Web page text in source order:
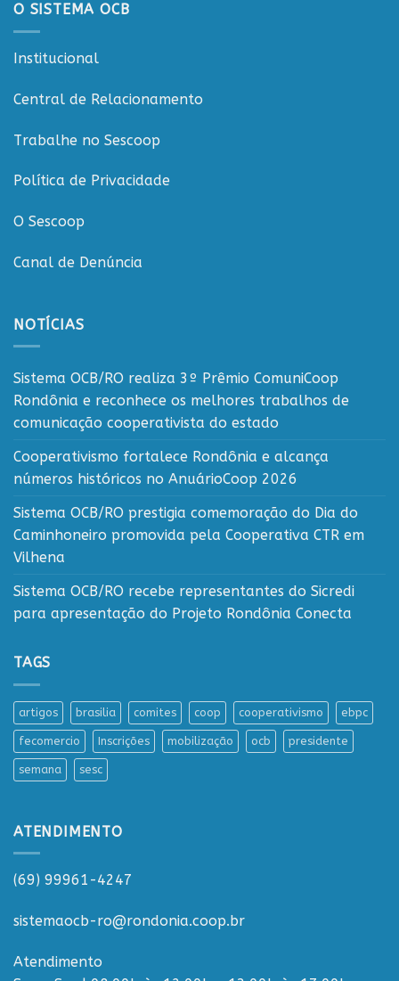
O SISTEMA OCB
Institucional
Central de Relacionamento
Trabalhe no Sescoop
Política de Privacidade
O Sescoop
Canal de Denúncia
NOTÍCIAS
Sistema OCB/RO realiza 3º Prêmio ComuniCoop
Rondônia e reconhece os melhores trabalhos de
comunicação cooperativista do estado
Cooperativismo fortalece Rondônia e alcança
números históricos no AnuárioCoop 2026
Sistema OCB/RO prestigia comemoração do Dia do
Caminhoneiro promovida pela Cooperativa CTR em
Vilhena
Sistema OCB/RO recebe representantes do Sicredi
para apresentação do Projeto Rondônia Conecta
TAGS
artigos brasilia comites coop cooperativismo ebpc
fecomercio Inscrições mobilização ocb presidente
semana sesc
ATENDIMENTO
(69) 99961-4247
sistemaocb-ro@rondonia.coop.br
Atendimento